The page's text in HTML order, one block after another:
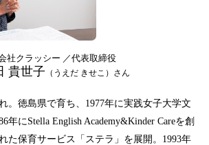
社クラッシー 代表取締役
貴世子 （うえだ きせこ） さん
。徳島県で育ち、1977年に実践女子大学文
年にStella English Academy&Kinder Careを創
た保育サービス「ステラ」を展開。1993年